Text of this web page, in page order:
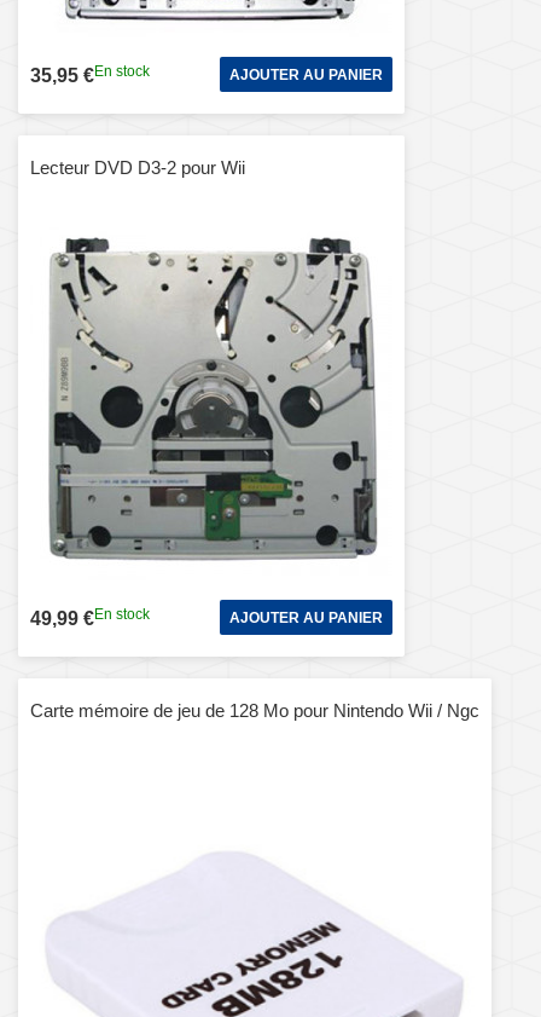
35,95 €En stock AJOUTER AU PANIER
Lecteur DVD D3-2 pour Wii
49,99 €En stock AJOUTER AU PANIER
Carte mémoire de jeu de 128 Mo pour Nintendo Wii / Ngc